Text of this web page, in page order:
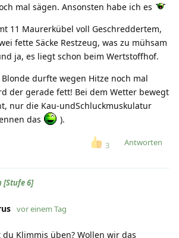
mal sägen. Ansonsten habe ich es
11 Maurerkübel voll Geschreddertem,
fette Säcke Restzeug, was zu mühsam
ja, es liegt schon beim Wertstoffhof.
Blonde durfte wegen Hitze noch mal
der gerade fett! Bei dem Wetter bewegt
nur die Kau-undSchluckmuskulatur
das
).
3 Antworten
[Stufe 6]
vor einem Tag
Klimmis üben? Wollen wir das